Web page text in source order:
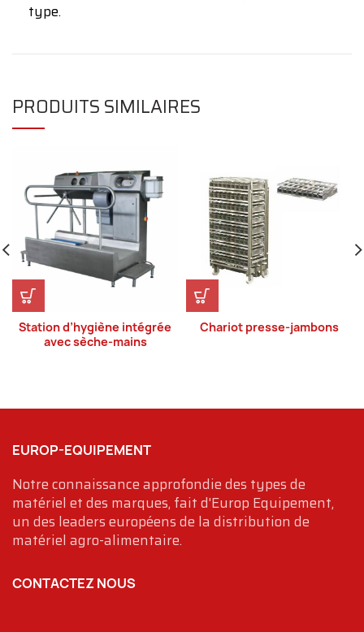
type.
PRODUITS SIMILAIRES
Station d’hygiène intégrée
avec sèche-mains
Chariot presse-jambons
EUROP-EQUIPEMENT
Notre connaissance approfondie des types de
matériel et des marques, fait d'Europ Equipement,
un des leaders européens de la distribution de
matériel agro-alimentaire.
CONTACTEZ NOUS